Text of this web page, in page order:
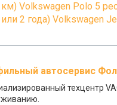
Volkswagen Polo 5
2 года) Volkswagen
автосервис
техцентр